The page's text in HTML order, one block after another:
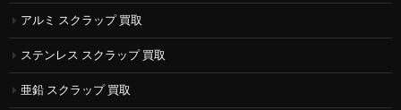
アルミ スクラップ 買取
ステンレス スクラップ 買取
亜鉛 スクラップ 買取